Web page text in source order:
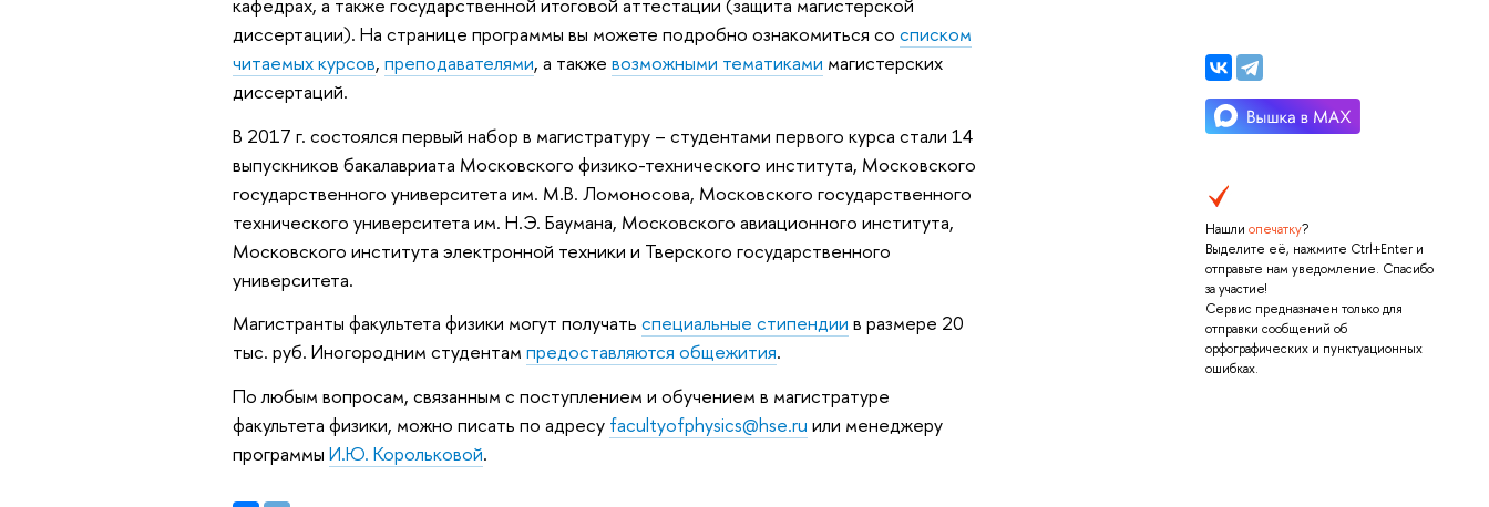
Нашли опечатку?
Выделите её, нажмите Ctrl+Enter и
отправьте нам уведомление. Спасибо
за участие!
Сервис предназначен только для
отправки сообщений об
орфографических и пунктуационных
ошибках.
диссертации). На странице программы вы можете подробно ознакомиться со списком
читаемых курсов, преподавателями, а также возможными тематиками магистерских
диссертаций.
В 2017 г. состоялся первый набор в магистратуру – студентами первого курса стали 14
выпускников бакалавриата Московского физико-технического института, Московского
государственного университета им. М.В. Ломоносова, Московского государственного
технического университета им. Н.Э. Баумана, Московского авиационного института,
Московского института электронной техники и Тверского государственного
университета.
Магистранты факультета физики могут получать специальные стипендии в размере 20
тыс. руб. Иногородним студентам предоставляются общежития.
По любым вопросам, связанным с поступлением и обучением в магистратуре
факультета физики, можно писать по адресу facultyofphysics@hse.ru или менеджеру
программы И.Ю. Корольковой.